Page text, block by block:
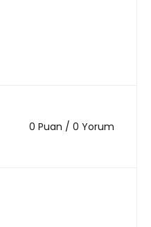
0 Puan / 0 Yorum